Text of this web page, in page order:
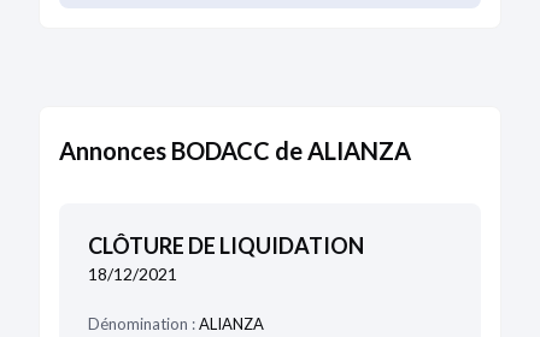
Annonces BODACC de ALIANZA
CLÔTURE DE LIQUIDATION
18/12/2021
Dénomination :ALIANZA